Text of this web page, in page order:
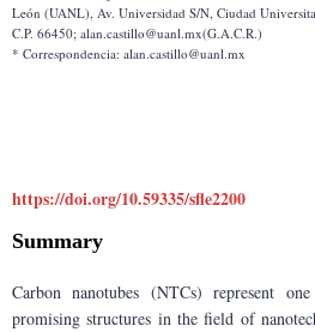
León (UANL), Av. Universidad S/N, Ciudad
C.P. 66450; alan.castillo@uanl.mx(G.A.C.R.)
* Correspondencia: alan.castillo@uanl.mx
https://doi.org/10.59335/sfle2200
Summary
Carbon nanotubes (NTCs) represent
promising structures in the field of